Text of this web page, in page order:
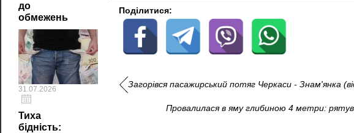
до
обмежень
31.07.2026
Тиха
бідність:
Поділитися:
Загорівся пасажирський потяг Черкаси - Знам'янка
Провалилася в яму глибиною 4 метри: